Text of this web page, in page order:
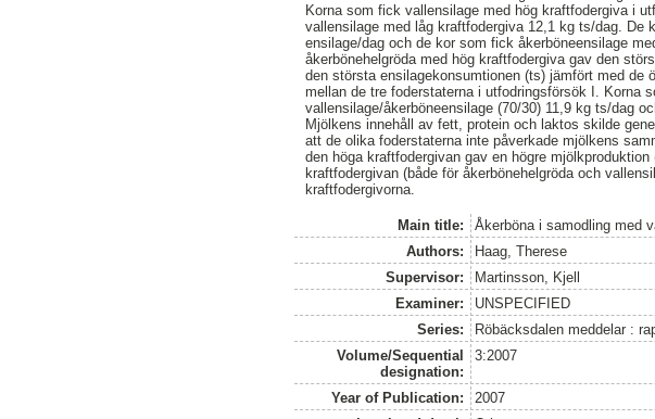
Korna som fick vallensilage med hög kraftfodergiva i
vallensilage med låg kraftfodergiva 12,1 kg ts/dag. De
ensilage/dag och de kor som fick åkerböneensilage
åkerbönehelgröda med hög kraftfodergiva gav den
den största ensilagekonsumtionen (ts) jämfört med
mellan de tre foderstaterna i utfodringsförsök I. Korna
vallensilage/åkerböneensilage (70/30) 11,9 kg ts/dag
Mjölkens innehåll av fett, protein och laktos skilde
att de olika foderstaterna inte påverkade mjölkens
den höga kraftfodergivan gav en högre
kraftfodergivan (både för åkerbönehelgröda och
kraftfodergivorna.
Main title:
Åkerböna i samodling med
Authors:
Haag, Therese
Supervisor:
Martinsson, Kjell
Examiner:
UNSPECIFIED
Series:
Röbäcksdalen meddelar :
Volume/Sequential
designation:
3:2007
Year of Publication:
2007